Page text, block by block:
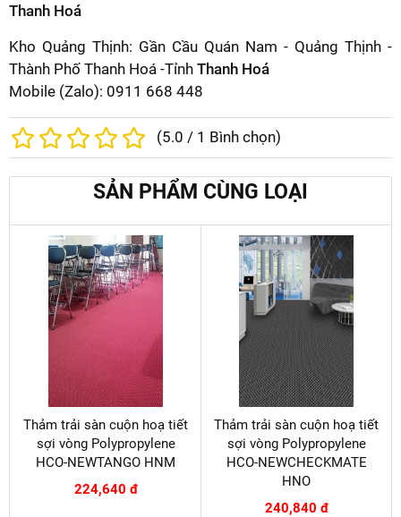
Thanh Hoá
Kho Quảng Thịnh: Gần Cầu Quán Nam - Quảng Thịnh -
Thành Phố Thanh Hoá -Tỉnh Thanh Hoá
Mobile (Zalo): 0911 668 448
(5.0 / 1 Bình chọn)
SẢN PHẨM CÙNG LOẠI
Thảm trải sàn cuộn hoạ tiết
sợi vòng Polypropylene
HCO-NEWTANGO HNM
224,640 đ
Thảm trải sàn cuộn hoạ tiết
sợi vòng Polypropylene
HCO-NEWCHECKMATE
HNO
240,840 đ